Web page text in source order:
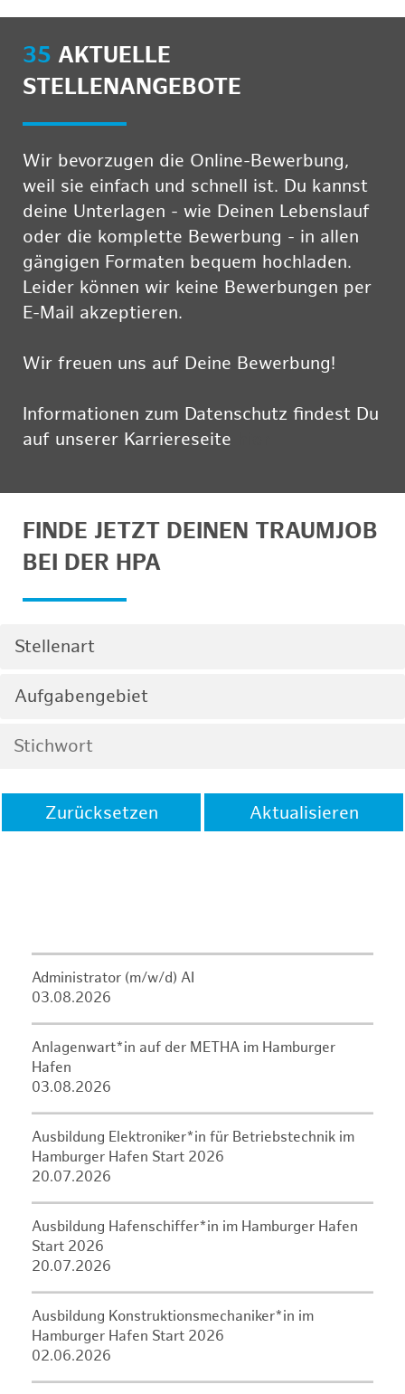
35 AKTUELLE
STELLENANGEBOTE
Wir bevorzugen die Online-Bewerbung,
weil sie einfach und schnell ist. Du kannst
deine Unterlagen - wie Deinen Lebenslauf
oder die komplette Bewerbung - in allen
gängigen Formaten bequem hochladen.
Leider können wir keine Bewerbungen per
E-Mail akzeptieren.
Wir freuen uns auf Deine Bewerbung!
Informationen zum Datenschutz findest Du
auf unserer Karriereseite
FINDE JETZT DEINEN TRAUMJOB
BEI DER HPA
Stellenart
Aufgabengebiet
Zurücksetzen Aktualisieren
Administrator (m/w/d) AI
03.08.2026
Anlagenwart*in auf der METHA im Hamburger
Hafen
03.08.2026
Ausbildung Elektroniker*in für Betriebstechnik im
Hamburger Hafen Start 2026
20.07.2026
Ausbildung Hafenschiffer*in im Hamburger Hafen
Start 2026
20.07.2026
Ausbildung Konstruktionsmechaniker*in im
Hamburger Hafen Start 2026
02.06.2026